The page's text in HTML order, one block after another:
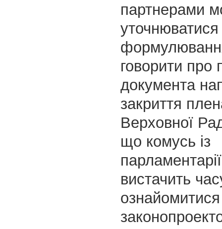
партнерами
уточнюватися
говорити про
документа
закриття
Верховної
що комусь із
вистачить